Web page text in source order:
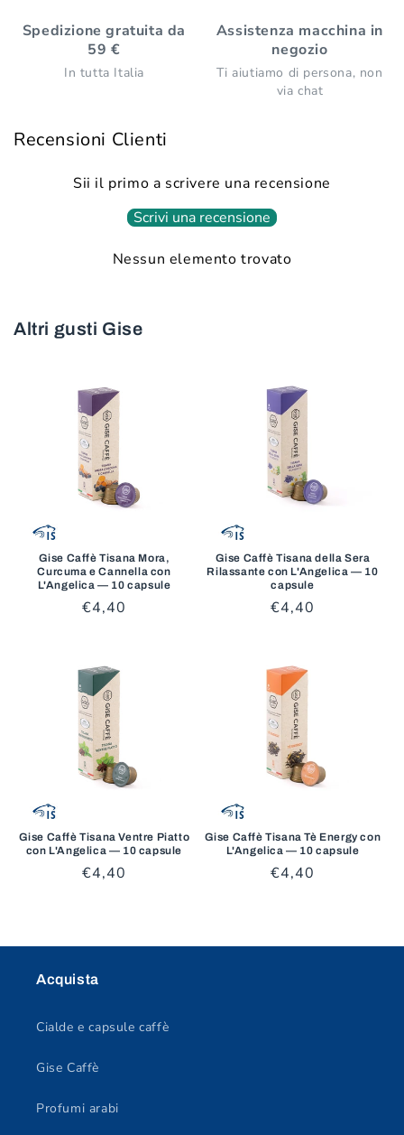
Spedizione gratuita da
59 €
In tutta Italia
Assistenza macchina in
negozio
Ti aiutiamo di persona, non
via chat
Recensioni Clienti
Sii il primo a scrivere una recensione
Scrivi una recensione
Nessun elemento trovato
Altri gusti Gise
Gise Caffè Tisana Mora,
Curcuma e Cannella con
L'Angelica — 10 capsule
Prezzo
€4,40
Gise Caffè Tisana della Sera
Rilassante con L'Angelica — 10
capsule
Prezzo
€4,40
Gise Caffè Tisana Ventre Piatto
con L'Angelica — 10 capsule
Prezzo
€4,40
Gise Caffè Tisana Tè Energy con
L'Angelica — 10 capsule
Prezzo
€4,40
Acquista
Cialde e capsule caffè
Gise Caffè
Profumi arabi